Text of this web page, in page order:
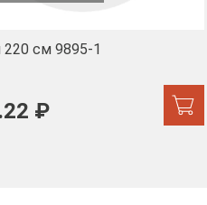
220 см 9895-1
₽